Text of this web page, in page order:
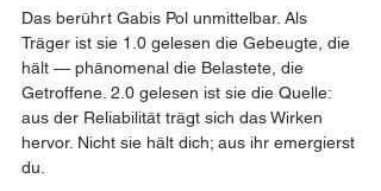
Das berührt Gabis Pol unmittelbar. Als
Träger ist sie 1.0 gelesen die Gebeugte, die
hält — phänomenal die Belastete, die
Getroffene. 2.0 gelesen ist sie die Quelle:
aus der Reliabilität trägt sich das Wirken
hervor. Nicht sie hält dich; aus ihr emergierst
du.